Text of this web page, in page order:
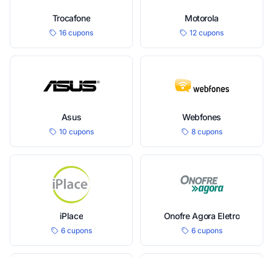
Trocafone
16 cupons
Motorola
12 cupons
Asus
10 cupons
Webfones
8 cupons
iPlace
6 cupons
Onofre Agora Eletro
6 cupons